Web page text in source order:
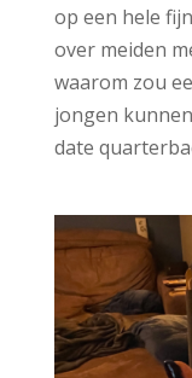
op een hele
over meiden
waarom zou
jongen kunnen
date